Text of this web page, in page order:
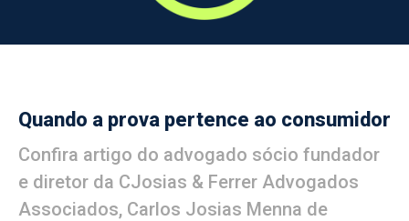
Quando a prova pertence ao consumidor
Confira artigo do advogado sócio fundador
e diretor da CJosias & Ferrer Advogados
Associados, Carlos Josias Menna de